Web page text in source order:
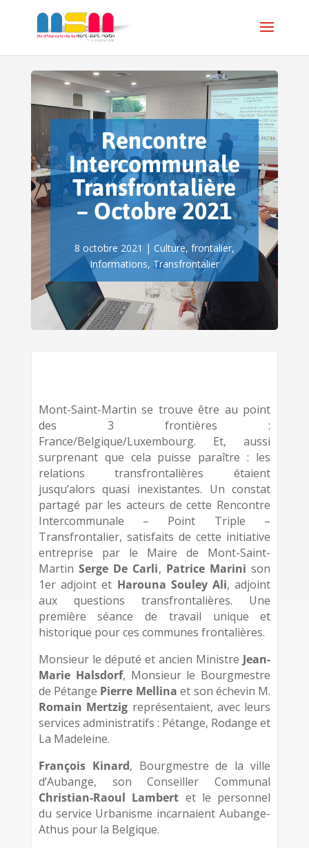
Rencontre
Intercommunale
Transfrontalière
– Octobre 2021
8 octobre 2021 | Culture, frontalier,
Informations, Transfrontalier
Mont-Saint-Martin se trouve être au point
des 3 frontières :
France/Belgique/Luxembourg. Et, aussi
surprenant que cela puisse paraître : les
relations transfrontalières étaient
jusqu’alors quasi inexistantes. Un constat
partagé par les acteurs de cette Rencontre
Intercommunale – Point Triple –
Transfrontalier, satisfaits de cette initiative
entreprise par le Maire de Mont-Saint-
MartinSerge De Carli, Patrice Marini son
1er adjoint et Harouna Souley Ali, adjoint
aux questions transfrontalières. Une
première séance de travail unique et
historique pour ces communes frontalières.
Monsieur le député et ancien Ministre Jean-
Marie Halsdorf, Monsieur le Bourgmestre
de Pétange Pierre Mellina et son échevin M.
Romain Mertzig représentaient, avec leurs
services administratifs : Pétange, Rodange et
La Madeleine.
François Kinard, Bourgmestre de la ville
d’Aubange, son Conseiller Communal
Christian-Raoul Lambert et le personnel
du service Urbanisme incarnaient Aubange-
Athus pour la Belgique.